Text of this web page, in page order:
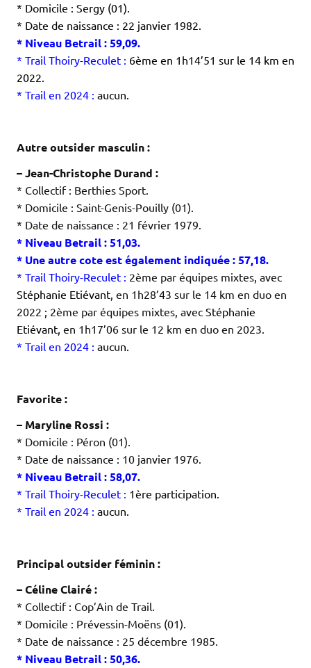
* Domicile : Sergy (01).
* Date de naissance : 22 janvier 1982.
* Niveau Betrail : 59,09.
* Trail Thoiry-Reculet : 6ème en 1h14’51 sur le 14 km en
2022.
* Trail en 2024 : aucun.
Autre outsider masculin :
– Jean-Christophe Durand :
* Collectif : Berthies Sport.
* Domicile : Saint-Genis-Pouilly (01).
* Date de naissance : 21 février 1979.
* Niveau Betrail : 51,03.
* Une autre cote est également indiquée : 57,18.
* Trail Thoiry-Reculet : 2ème par équipes mixtes, avec
Stéphanie Etiévant, en 1h28’43 sur le 14 km en duo en
2022 ; 2ème par équipes mixtes, avec Stéphanie
Etiévant, en 1h17’06 sur le 12 km en duo en 2023.
* Trail en 2024 : aucun.
Favorite :
– Maryline Rossi :
* Domicile : Péron (01).
* Date de naissance : 10 janvier 1976.
* Niveau Betrail : 58,07.
* Trail Thoiry-Reculet : 1ère participation.
* Trail en 2024 : aucun.
Principal outsider féminin :
– Céline Clairé :
* Collectif : Cop’Ain de Trail.
* Domicile : Prévessin-Moëns (01).
* Date de naissance : 25 décembre 1985.
* Niveau Betrail : 50,36.